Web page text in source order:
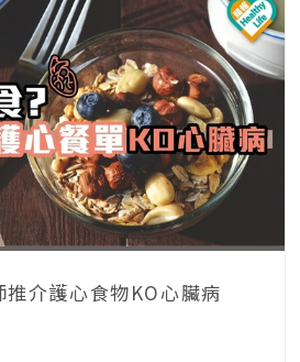
介護心食物KO心臟病